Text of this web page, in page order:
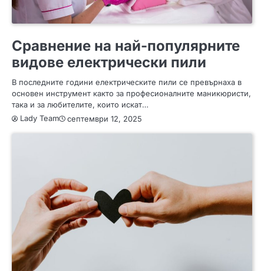
Сравнение на най-популярните
видове електрически пили
В последните години електрическите пили се превърнаха в
основен инструмент както за професионалните маникюристи,
така и за любителите, които искат…
Lady Team
септември 12, 2025